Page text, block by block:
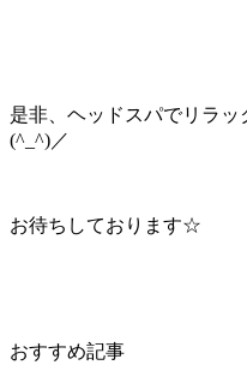
是非、ヘッドスパでリラッ
(^_^)／
お待ちしております☆
おすすめ記事